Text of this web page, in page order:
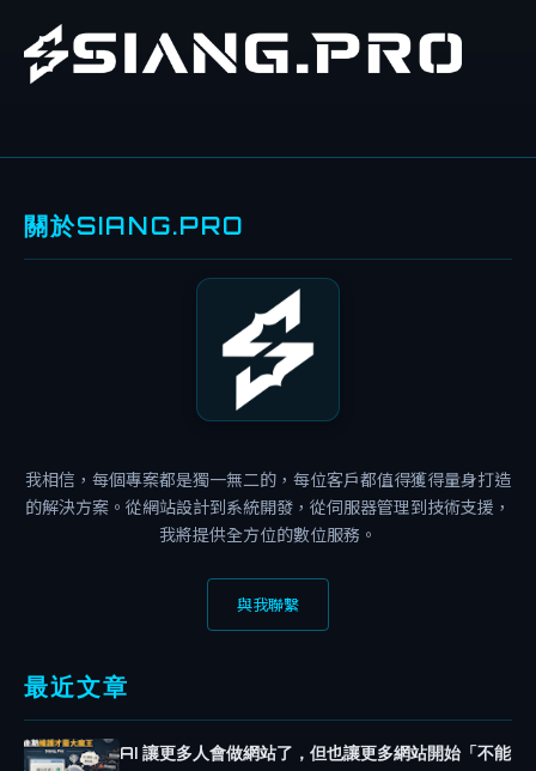
免
站
免
網
變
關於SIANG.PRO
我相信，每個專案都是獨一無二的，每位客戶都值得獲得量身打造
的解決方案。從網站設計到系統開發，從伺服器管理到技術支援，
我將提供全方位的數位服務。
與我聯繫
最近文章
AI 讓更多人會做網站了，但也讓更多網站開始「不能